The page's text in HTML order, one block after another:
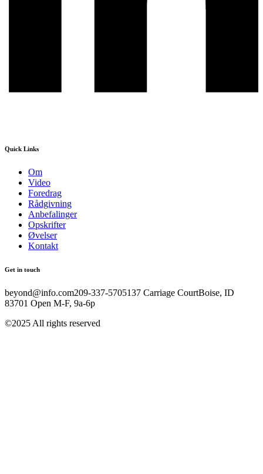
Quick Links
Om
Video
Foredrag
Rådgivning
Anbefalinger
Opskrifter
Øvelser
Kontakt
Get in touch
beyond@info.com​​ 209-337-5705​​ 137 Carriage Court​​ Boise, ID
83701 Open M-F, 9a-6p
©2025 All rights reserved